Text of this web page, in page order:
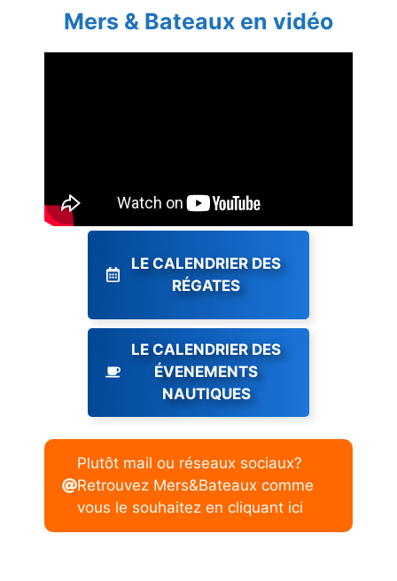
Mers & Bateaux en vidéo
LE CALENDRIER DES
RÉGATES
LE CALENDRIER DES
ÉVENEMENTS
NAUTIQUES
Plutôt mail ou réseaux sociaux?
Retrouvez Mers&Bateaux comme
vous le souhaitez en cliquant ici